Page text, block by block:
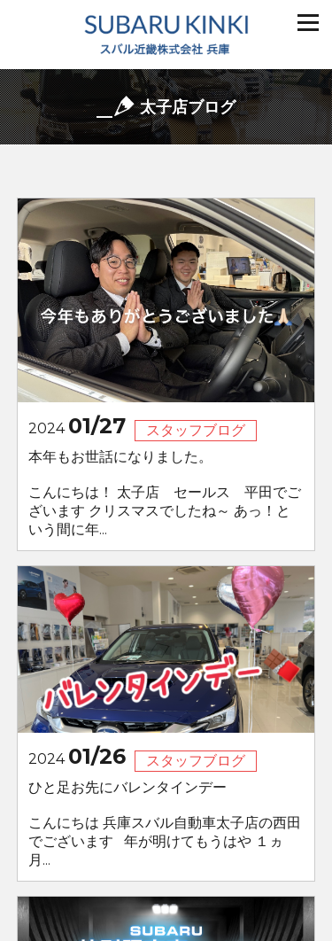
太子店ブログ
2024 01/27
スタッフブログ
本年もお世話になりました。
こんにちは！ 太子店 セールス 平田でご
ざいます クリスマスでしたね～ あっ！と
いう間に年...
2024 01/26
スタッフブログ
ひと足お先にバレンタインデー
こんにちは 兵庫スバル自動車太子店の西田
でございます 年が明けてもうはや １ヵ
月...